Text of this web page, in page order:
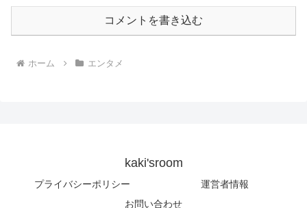
コメントを書き込む
ホーム エンタメ
kaki'sroom
プライバシーポリシー
運営者情報
お問い合わせ